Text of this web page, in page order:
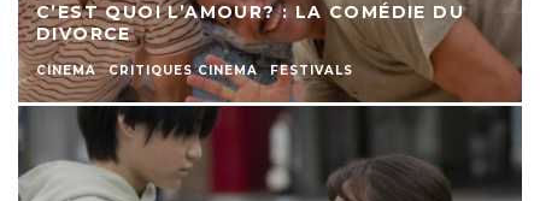
C’EST QUOI L’AMOUR? : LA COMÉDIE DU
DIVORCE
CINEMA CRITIQUES CINEMA FESTIVALS